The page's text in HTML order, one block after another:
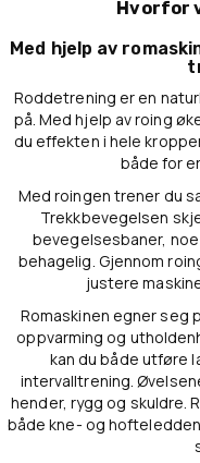
Hvorfor
Med hjelp av
Roddetrening er en
på. Med hjelp av roing
du effekten i hele
både for
Med roingen trener du
Trekkbevegelsen
bevegelsesbaner,
behagelig. Gjennom
justere
Romaskinen egner seg
oppvarming og
kan du både utføre
intervalltrening.
hender, rygg og skuldre.
både kne- og